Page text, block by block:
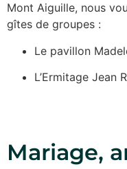
Mont Aiguille, nous
gîtes de groupes :
Le pavillon
L’Ermitage Jean
Mariage,